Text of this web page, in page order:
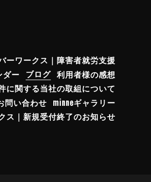
ーワークス｜障害者就労支援
ダー ブログ 利用者様の感想
に関する当社の取組について
問い合わせ minneギャラリー
ス｜新規受付終了のお知らせ